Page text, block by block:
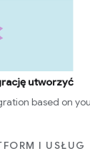
utworzyć
based on
I USŁUG